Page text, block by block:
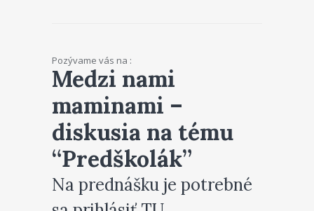
Pozývame vás na :
Medzi nami
maminami –
diskusia na tému
“Predškolák”
Na prednášku je potrebné